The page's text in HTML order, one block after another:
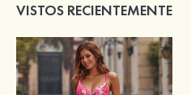
VISTOS RECIENTEMENTE